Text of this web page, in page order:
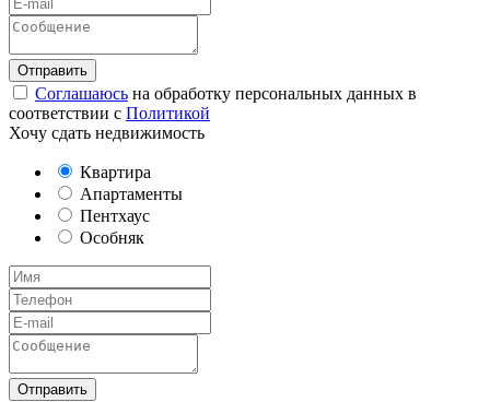
Соглашаюсь на обработку персональных данных в
соответствии с Политикой
Хочу сдать недвижимость
Квартира
Апартаменты
Пентхаус
Особняк